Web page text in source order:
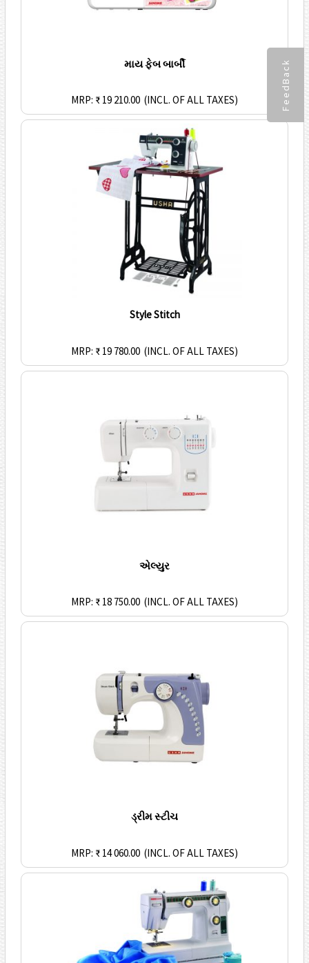
FeedBack
માય ફેબ બાર્બી
MRP: ₹ 19 210.00 (INCL. OF ALL TAXES)
Style Stitch
MRP: ₹ 19 780.00 (INCL. OF ALL TAXES)
એલ્યુર
MRP: ₹ 18 750.00 (INCL. OF ALL TAXES)
ડ્રીમ સ્ટીચ
MRP: ₹ 14 060.00 (INCL. OF ALL TAXES)